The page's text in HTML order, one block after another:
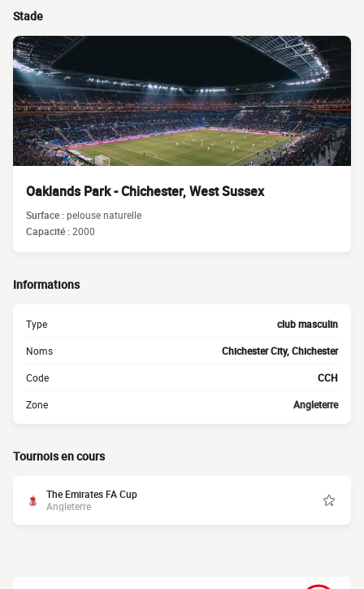
Stade
Oaklands Park - Chichester, West Sussex
Surface :pelouse naturelle
Capacité :2000
Informations
Type club masculin
Noms Chichester City, Chichester
Code CCH
Zone Angleterre
Tournois en cours
The Emirates FA Cup
Angleterre